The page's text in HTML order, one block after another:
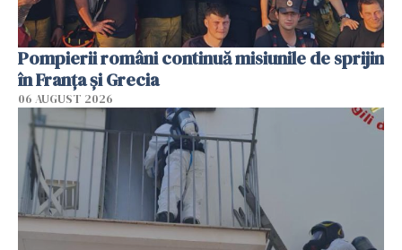
Pompierii români continuă misiunile de sprijin
în Franţa şi Grecia
06 AUGUST 2026